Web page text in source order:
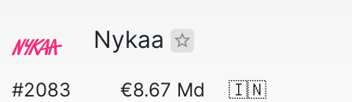
Nykaa
#2083 €8.67 Md 🇮🇳